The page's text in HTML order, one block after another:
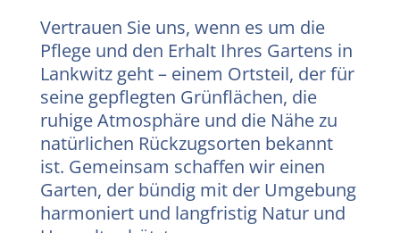
Vertrauen Sie uns, wenn es um die
Pflege und den Erhalt Ihres Gartens in
Lankwitz geht – einem Ortsteil, der für
seine gepflegten Grünflächen, die
ruhige Atmosphäre und die Nähe zu
natürlichen Rückzugsorten bekannt
ist. Gemeinsam schaffen wir einen
Garten, der bündig mit der Umgebung
harmoniert und langfristig Natur und